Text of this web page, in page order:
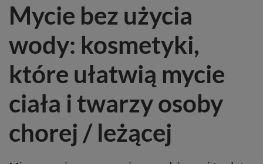
Mycie bez użycia
wody: kosmetyki,
które ułatwią mycie
ciała i twarzy osoby
chorej / leżącej